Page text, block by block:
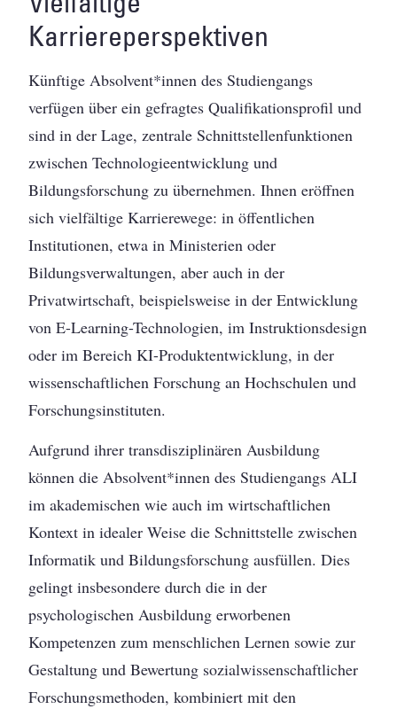
Karriereperspektiven
Künftige Absolvent*innen des Studiengangs
verfügen über ein gefragtes Qualifikationsprofil und
sind in der Lage, zentrale Schnittstellenfunktionen
zwischen Technologieentwicklung und
Bildungsforschung zu übernehmen. Ihnen eröffnen
sich vielfältige Karrierewege: in öffentlichen
Institutionen, etwa in Ministerien oder
Bildungsverwaltungen, aber auch in der
Privatwirtschaft, beispielsweise in der Entwicklung
von E-Learning-Technologien, im Instruktionsdesign
oder im Bereich KI-Produktentwicklung, in der
wissenschaftlichen Forschung an Hochschulen und
Forschungsinstituten.
Aufgrund ihrer transdisziplinären Ausbildung
können die Absolvent*innen des Studiengangs ALI
im akademischen wie auch im wirtschaftlichen
Kontext in idealer Weise die Schnittstelle zwischen
Informatik und Bildungsforschung ausfüllen. Dies
gelingt insbesondere durch die in der
psychologischen Ausbildung erworbenen
Kompetenzen zum menschlichen Lernen sowie zur
Gestaltung und Bewertung sozialwissenschaftlicher
Forschungsmethoden, kombiniert mit den